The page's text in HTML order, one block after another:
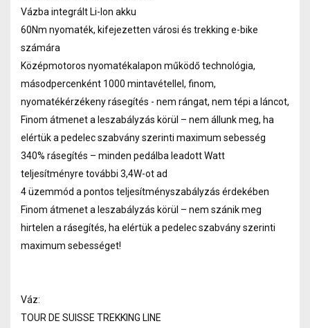
Vázba integrált Li-Ion akku
60Nm nyomaték, kifejezetten városi és trekking e-bike
számára
Középmotoros nyomatékalapon működő technológia,
másodpercenként 1000 mintavétellel, finom,
nyomatékérzékeny rásegítés - nem rángat, nem tépi a láncot,
Finom átmenet a leszabályzás körül – nem állunk meg, ha
elértük a pedelec szabvány szerinti maximum sebesség
340% rásegítés – minden pedálba leadott Watt
teljesítményre további 3,4W-ot ad
4 üzemmód a pontos teljesítményszabályzás érdekében
Finom átmenet a leszabályzás körül – nem szánik meg
hirtelen a rásegítés, ha elértük a pedelec szabvány szerinti
maximum sebességet!
Váz:
TOUR DE SUISSE TREKKING LINE